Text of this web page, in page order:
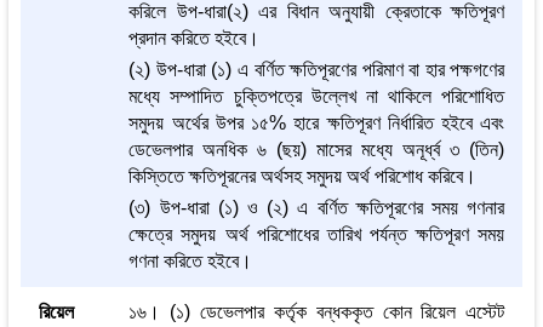
করিলে উপ-ধারা(২) এর বিধান অনুযায়ী ক্রেতাকে ক্ষতিপূরণ
প্রদান করিতে হইবে।
(২) উপ-ধারা (১) এ বর্ণিত ক্ষতিপূরণের পরিমাণ বা হার পক্ষগণের
মধ্যে সম্পাদিত চুক্তিপত্রে উল্লেখ না থাকিলে পরিশোধিত
সমুদয় অর্থের উপর ১৫% হারে ক্ষতিপূরণ নির্ধারিত হইবে এবং
ডেভেলপার অনধিক ৬ (ছয়) মাসের মধ্যে অনূর্ধ্ব ৩ (তিন)
কিস্তিতে ক্ষতিপূরনের অর্থসহ সমুদয় অর্থ পরিশোধ করিবে।
(৩) উপ-ধারা (১) ও (২) এ বর্ণিত ক্ষতিপূরণের সময় গণনার
ক্ষেত্রে সমুদয় অর্থ পরিশোধের তারিখ পর্যন্ত ক্ষতিপূরণ সময়
গণনা করিতে হইবে।
রিয়েল
১৬। (১) ডেভেলপার কর্তৃক বন্ধককৃত কোন রিয়েল এস্টেট